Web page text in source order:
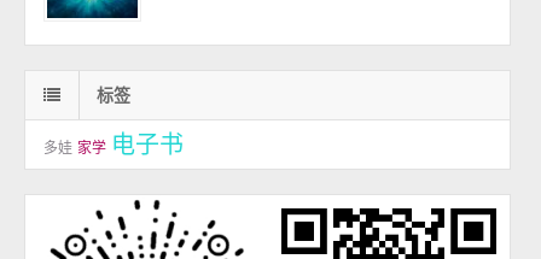
标签
多娃 家学 电子书